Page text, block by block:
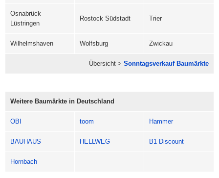
Osnabrück
Lüstringen
Rostock Südstadt Trier
Wilhelmshaven Wolfsburg Zwickau
Übersicht > Sonntagsverkauf Baumärkte
Weitere Baumärkte in Deutschland
OBI toom Hammer
BAUHAUS HELLWEG B1 Discount
Hornbach